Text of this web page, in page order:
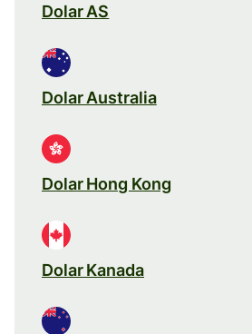
Dolar AS
Dolar Australia
Dolar Hong Kong
Dolar Kanada